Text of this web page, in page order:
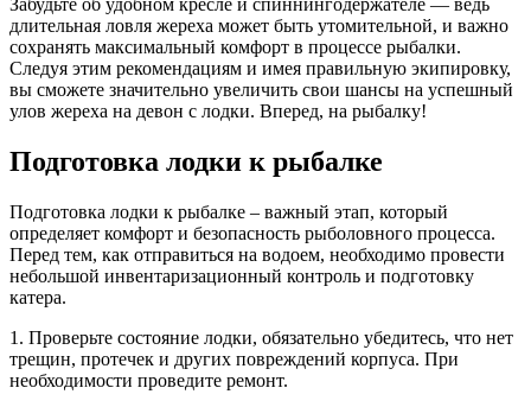
Забудьте об удобном кресле и спиннингодержателе — ведь
длительная ловля жереха может быть утомительной, и важно
сохранять максимальный комфорт в процессе рыбалки.
Следуя этим рекомендациям и имея правильную экипировку,
вы сможете значительно увеличить свои шансы на успешный
улов жереха на девон с лодки. Вперед, на рыбалку!
Подготовка лодки к рыбалке
Подготовка лодки к рыбалке – важный этап, который
определяет комфорт и безопасность рыболовного процесса.
Перед тем, как отправиться на водоем, необходимо провести
небольшой инвентаризационный контроль и подготовку
катера.
1. Проверьте состояние лодки, обязательно убедитесь, что нет
трещин, протечек и других повреждений корпуса. При
необходимости проведите ремонт.